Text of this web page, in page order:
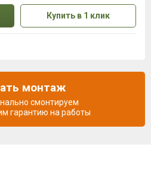
Купить в 1 клик
монтаж
смонтируем
гарантию на работы